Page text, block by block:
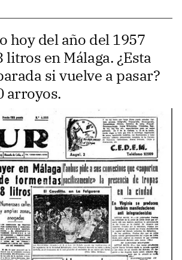
hoy del año del 1957
litros en Málaga. ¿Esta
si vuelve a pasar?
arroyos.